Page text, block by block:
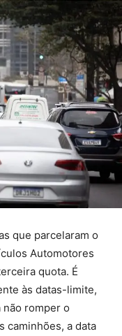
que parcelaram o
Automotores
quota. É
às datas-limite,
não romper o
caminhões, a data